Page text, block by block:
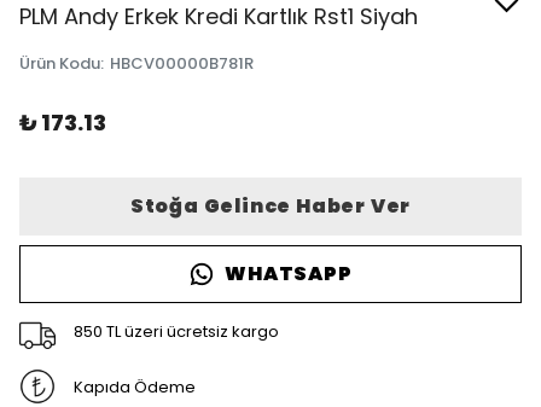
PLM Andy Erkek Kredi Kartlık Rst1 Siyah
Ürün Kodu: HBCV00000B781R
₺ 173.13
Stoğa Gelince Haber Ver
WHATSAPP
850 TL üzeri ücretsiz kargo
Kapıda Ödeme